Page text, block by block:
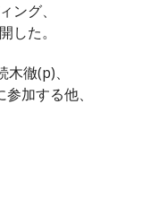
ング、
した。
徹(p)、
加する他、